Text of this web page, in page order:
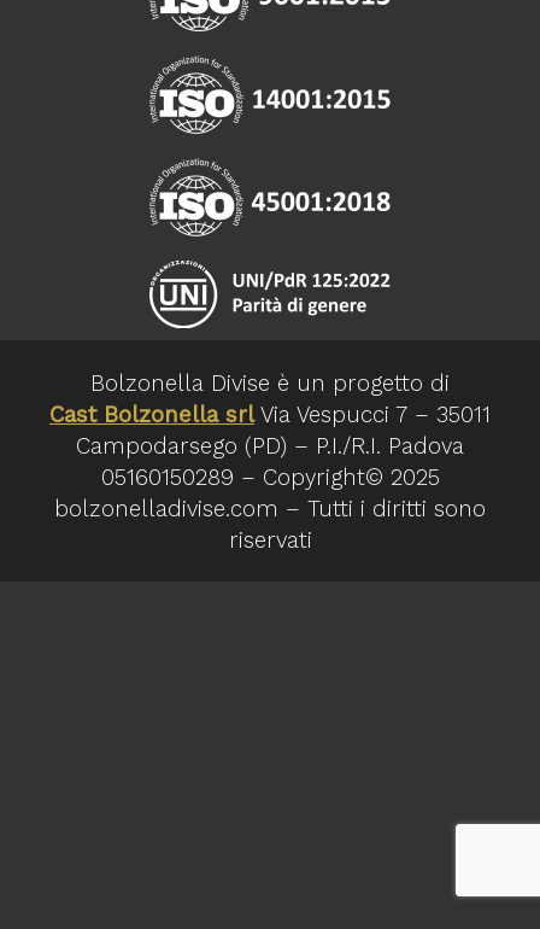
Bolzonella Divise è un progetto di
Cast Bolzonella srlVia Vespucci 7 – 35011
Campodarsego (PD) – P.I./R.I. Padova
05160150289 – Copyright© 2025
bolzonelladivise.com – Tutti i diritti sono
riservati